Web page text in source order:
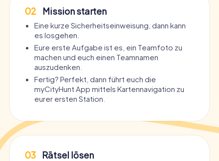
02 Mission starten
Eine kurze Sicherheitseinweisung, dann kann
es losgehen.
Eure erste Aufgabe ist es, ein Teamfoto zu
machen und euch einen Teamnamen
auszudenken.
Fertig? Perfekt, dann führt euch die
myCityHunt App mittels Kartennavigation zu
eurer ersten Station.
03 Rätsel lösen